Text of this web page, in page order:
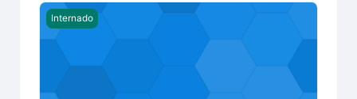
Nuevo Testamento I Virtual Internado
Internado